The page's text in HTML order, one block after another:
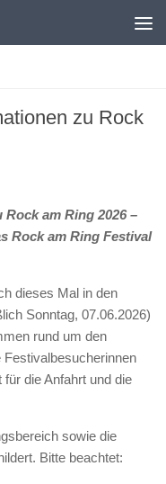
zu Rock
am Ring 2026 –
Rock am Ring Festival
dieses Mal in den
Sonntag, 07.06.2026)
rund um den
Festivalbesucherinnen
die Anfahrt und die
sowie die
Bitte beachtet: